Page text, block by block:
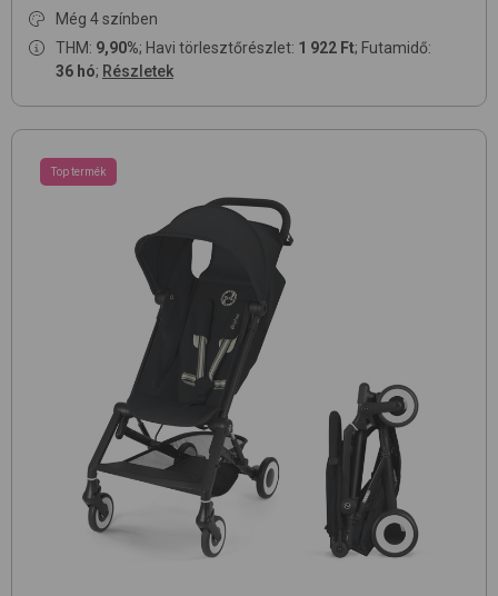
Még 4 színben
THM: 9,90%; Havi törlesztőrészlet: 1 922 Ft; Futamidő:
36 hó; Részletek
Top termék